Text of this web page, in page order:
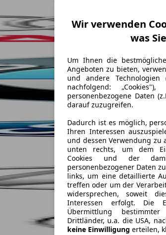
Wir verwenden
was
Um Ihnen die
Angeboten zu bieten,
und andere
nachfolgend:
personenbezogene Daten
darauf zuzugreifen.
Dadurch ist es möglich,
Ihren Interessen
und dessen Verwendung zu
unten rechts, um dem
Cookies und der
personenbezogener Daten
links, um eine detaillierte
treffen oder um der
widersprechen, soweit
Interessen erfolgt. Die
Übermittlung
Drittländer, u.a. die USA,
keine Einwilligung erteilen,